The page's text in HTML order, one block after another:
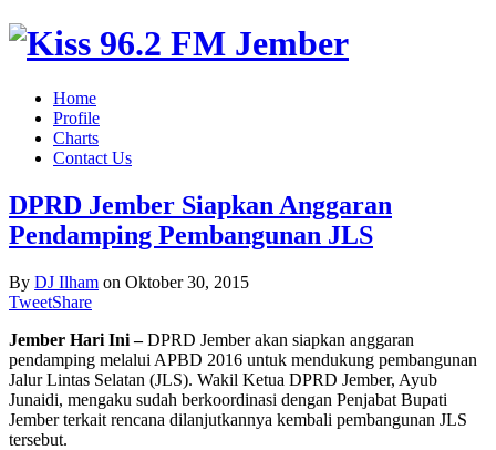
Home
Profile
Charts
Contact Us
DPRD Jember Siapkan Anggaran
Pendamping Pembangunan JLS
By DJ Ilham on Oktober 30, 2015
TweetShare
Jember Hari Ini –DPRD Jember akan siapkan anggaran
pendamping melalui APBD 2016 untuk mendukung pembangunan
Jalur Lintas Selatan (JLS). Wakil Ketua DPRD Jember, Ayub
Junaidi, mengaku sudah berkoordinasi dengan Penjabat Bupati
Jember terkait rencana dilanjutkannya kembali pembangunan JLS
tersebut.